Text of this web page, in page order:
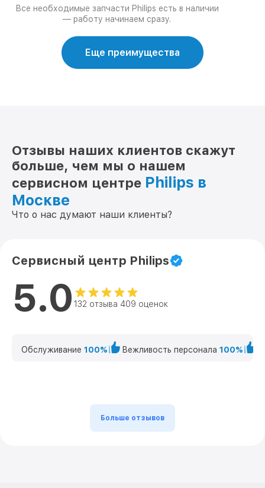
Все необходимые запчасти Philips есть в наличии
— работу начинаем сразу.
Еще преимущества
Отзывы наших клиентов скажут
больше, чем мы о нашем
сервисном центре Philips в
Москве
Что о нас думают наши клиенты?
Сервисный центр Philips
5.0 132 отзыва 409 оценок
Обслуживание 100% Вежливость персонала 100%
Больше отзывов